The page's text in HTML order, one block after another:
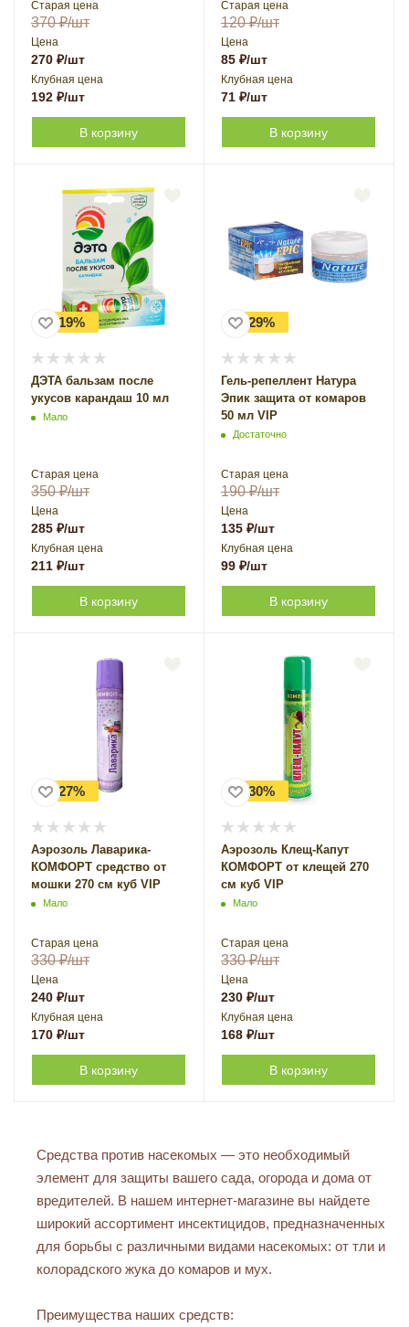
Старая цена
370₽/шт
Цена
270 ₽/шт
Клубная цена
192 ₽/шт
В корзину
Старая цена
120₽/шт
Цена
85 ₽/шт
Клубная цена
71 ₽/шт
В корзину
-19%
ДЭТА бальзам после
укусов карандаш 10 мл
Мало
Старая цена
350₽/шт
Цена
285 ₽/шт
Клубная цена
211 ₽/шт
В корзину
-29%
Гель-репеллент Натура
Эпик защита от комаров
50 мл VIP
Достаточно
Старая цена
190₽/шт
Цена
135 ₽/шт
Клубная цена
99 ₽/шт
В корзину
-27%
Аэрозоль Лаварика-
КОМФОРТ средство от
мошки 270 см куб VIP
Мало
Старая цена
330₽/шт
Цена
240 ₽/шт
Клубная цена
170 ₽/шт
В корзину
-30%
Аэрозоль Клещ-Капут
КОМФОРТ от клещей 270
см куб VIP
Мало
Старая цена
330₽/шт
Цена
230 ₽/шт
Клубная цена
168 ₽/шт
В корзину
Средства против насекомых — это необходимый
элемент для защиты вашего сада, огорода и дома от
вредителей. В нашем интернет-магазине вы найдете
широкий ассортимент инсектицидов, предназначенных
для борьбы с различными видами насекомых: от тли и
колорадского жука до комаров и мух.
Преимущества наших средств: